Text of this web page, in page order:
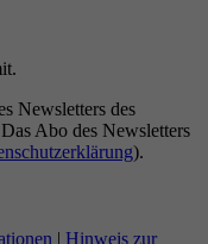
Newsletters des
Abo des Newsletters
).
| Hinweis zur